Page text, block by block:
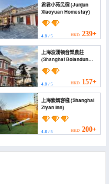
君君小苑民宿 (Junjun
Xiaoyuan Homestay)
4.8/ 5 HKD 239+
上海波瀾頓音樂農莊
(Shanghai Bolandun
4.8/ 5 HKD 157+
上海紫嫣客棧 (Shanghai
Ziyan Inn)
4.8/ 5 HKD 200+